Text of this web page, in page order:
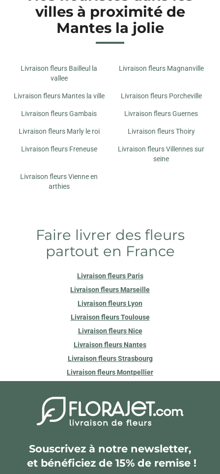
villes à proximité de
Mantes la jolie
Livraison fleurs Bailleul la
vallee
Livraison fleurs Magnanville
Livraison fleurs Mantes la ville Livraison fleurs Porcheville
Livraison fleurs Gambais Livraison fleurs Guernes
Livraison fleurs Marly le roi Livraison fleurs Thoiry
Livraison fleurs Freneuse
Livraison fleurs Villennes sur
seine
Livraison fleurs Vienne en
arthies
Faire livrer des fleurs
partout en France
Livraison fleurs Paris
Livraison fleurs Marseille
Livraison fleurs Lyon
Livraison fleurs Toulouse
Livraison fleurs Nice
Livraison fleurs Nantes
Livraison fleurs Strasbourg
Livraison fleurs Montpellier
Souscrivez à notre newsletter,
et bénéficiez de 15% de remise !